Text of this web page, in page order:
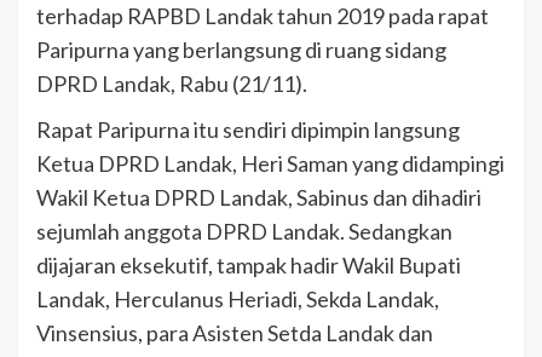
terhadap RAPBD Landak tahun 2019 pada rapat
Paripurna yang berlangsung di ruang sidang
DPRD Landak, Rabu (21/11).
Rapat Paripurna itu sendiri dipimpin langsung
Ketua DPRD Landak, Heri Saman yang didampingi
Wakil Ketua DPRD Landak, Sabinus dan dihadiri
sejumlah anggota DPRD Landak. Sedangkan
dijajaran eksekutif, tampak hadir Wakil Bupati
Landak, Herculanus Heriadi, Sekda Landak,
Vinsensius, para Asisten Setda Landak dan